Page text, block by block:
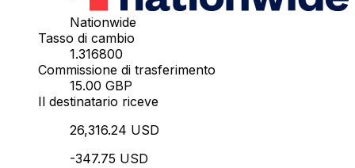
Nationwide
Tasso di cambio
1.316800
Commissione di trasferimento
15.00 GBP
Il destinatario riceve
26,316.24 USD
-347.75 USD